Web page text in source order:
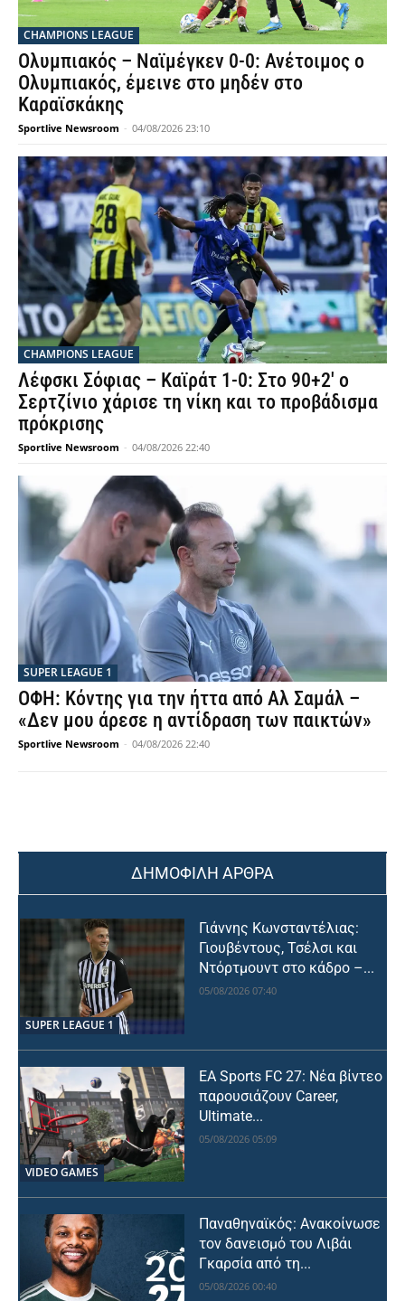
CHAMPIONS LEAGUE
Ολυμπιακός – Ναϊμέγκεν 0-0: Ανέτοιμος ο
Ολυμπιακός, έμεινε στο μηδέν στο
Καραϊσκάκης
Sportlive Newsroom - 04/08/2026 23:10
CHAMPIONS LEAGUE
Λέφσκι Σόφιας – Καϊράτ 1-0: Στο 90+2′ ο
Σερτζίνιο χάρισε τη νίκη και το προβάδισμα
πρόκρισης
Sportlive Newsroom - 04/08/2026 22:40
SUPER LEAGUE 1
ΟΦΗ: Κόντης για την ήττα από Αλ Σαμάλ –
«Δεν μου άρεσε η αντίδραση των παικτών»
Sportlive Newsroom - 04/08/2026 22:40
ΔΗΜΟΦΙΛΗ ΑΡΘΡΑ
SUPER LEAGUE 1
Γιάννης Κωνσταντέλιας:
Γιουβέντους, Τσέλσι και
Ντόρτμουντ στο κάδρο –...
05/08/2026 07:40
VIDEO GAMES
EA Sports FC 27: Νέα βίντεο
παρουσιάζουν Career,
Ultimate...
05/08/2026 05:09
Παναθηναϊκός: Ανακοίνωσε
τον δανεισμό του Λιβάι
Γκαρσία από τη...
05/08/2026 00:40